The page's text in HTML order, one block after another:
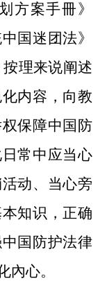
方案手冊》
国迷团法》
理来说阐述
内容，向教
保障中国防
常中应当心
动、当心旁
知识，正确
国防护法律
內心。